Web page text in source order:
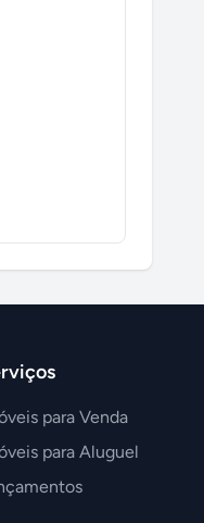
para Venda
para Aluguel